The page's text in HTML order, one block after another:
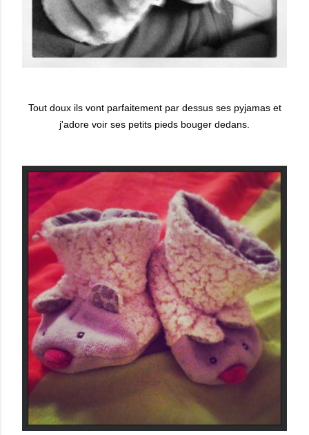
Tout doux ils vont parfaitement par dessus ses pyjamas et
j'adore voir ses petits pieds bouger dedans.